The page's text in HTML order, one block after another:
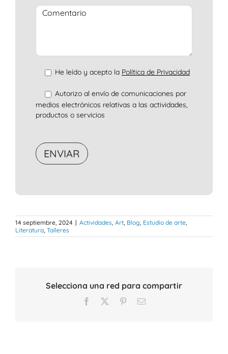
He leído y acepto la Política de Privacidad
Autorizo al envío de comunicaciones por
medios electrónicos relativas a las actividades,
productos o servicios
14 septiembre, 2024 | Actividades Art Blog Estudio de arte
Literatura Talleres
Selecciona una red para compartir
Facebook PinterestCorreo